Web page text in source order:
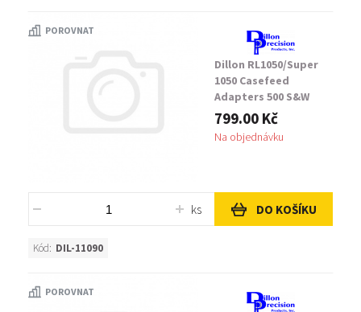
POROVNAT
Dillon RL1050/Super
1050 Casefeed
Adapters 500 S&W
799.00 Kč
Na objednávku
ks DO KOŠÍKU
Kód: DIL-11090
POROVNAT